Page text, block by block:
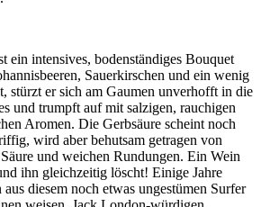
ein intensives, bodenständiges Bouquet
Sauerkirschen und ein wenig
stürzt er sich am Gaumen unverhofft in die
und trumpft auf mit salzigen, rauchigen
Aromen. Die Gerbsäure scheint noch
wird aber behutsam getragen von
und weichen Rundungen. Ein Wein
ihn gleichzeitig löscht! Einige Jahre
diesem noch etwas ungestümen Surfer